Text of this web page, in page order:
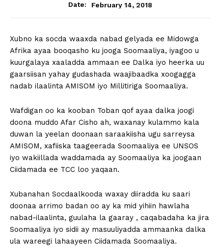
Date:
February 14, 2018
Xubno ka socda waaxda nabad gelyada ee Midowga
Afrika ayaa booqasho ku jooga Soomaaliya, iyagoo u
kuurgalaya xaaladda ammaan ee Dalka iyo heerka uu
gaarsiisan yahay gudashada waajibaadka xoogagga
nadab ilaalinta AMISOM iyo Millitiriga Soomaaliya.
Wafdigan oo ka kooban Toban qof ayaa dalka joogi
doona muddo Afar Cisho ah, waxanay kulammo kala
duwan la yeelan doonaan saraakiisha ugu sarreysa
AMISOM, xafiiska taageerada Soomaaliya ee UNSOS
iyo wakiillada waddamada ay Soomaaliya ka joogaan
Ciidamada ee TCC loo yaqaan.
Xubanahan Socdaalkooda waxay diiradda ku saari
doonaa arrimo badan oo ay ka mid yihiin hawlaha
nabad-ilaalinta, guulaha la gaaray , caqabadaha ka jira
Soomaaliya iyo sidii ay masuuliyadda ammaanka dalka
ula wareegi lahaayeen Ciidamada Soomaaliya.